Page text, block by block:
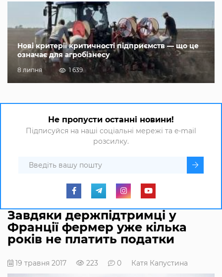
Нові критерії критичності підприємств — що це
означає для агробізнесу
8 липня 1 639
Не пропусти останні новини!
Підписуйся на наші соціальні мережі та e-mail
розсилку.
Завдяки держпідтримці у
Франції фермер уже кілька
років не платить податки
19 травня 2017 223 0 Катя Капустина